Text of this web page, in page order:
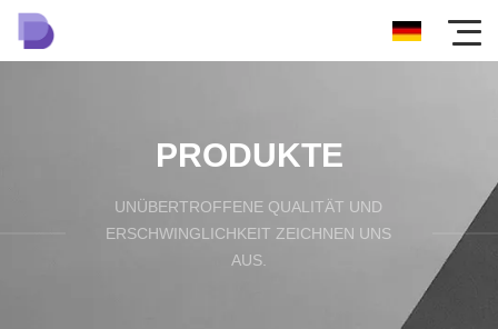
PRODUKTE
UNÜBERTROFFENE QUALITÄT UND
ERSCHWINGLICHKEIT ZEICHNEN UNS
AUS.